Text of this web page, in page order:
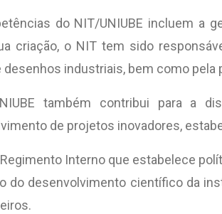
do NIT/UNIUBE incluem a
criação, o NIT tem sido
desenhos industriais, bem como pela
também contribui para a
de projetos inovadores,
Interno que estabelece
do desenvolvimento científico da